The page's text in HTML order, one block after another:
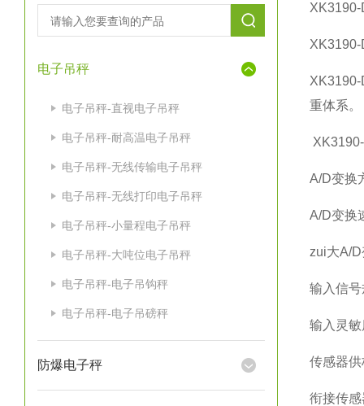
电子吊秤
电子吊秤-直视电子吊秤
电子吊秤-耐高温电子吊秤
电子吊秤-无线传输电子吊秤
电子吊秤-无线打印电子吊秤
电子吊秤-小量程电子吊秤
电子吊秤-大吨位电子吊秤
电子吊秤-电子吊钩秤
电子吊秤-电子吊磅秤
防爆电子秤
XK3190-
XK3190-
XK3190-
重体系。
A/D变换
A/D变换
zui大A/D
输入信
输入灵敏
传感器
衔接传